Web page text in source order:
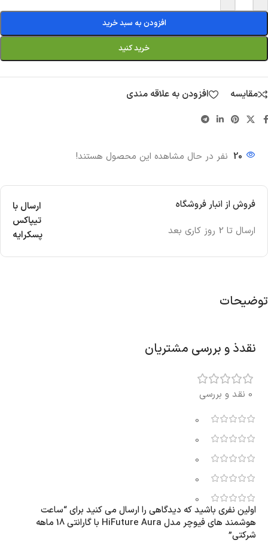
افزودن به سبد خرید
خرید کنید
مقایسه افزودن به علاقه مندی
20 نفر در حال مشاهده این محصول هستند!
فروش از انبار فروشگاه
ارسال تا 2 روز کاری بعد
ارسال با
تیپاکس
پسکرایه
توضیحات
نقدذ و بررسی مشتریان
0 نقد و بررسی
0
0
0
0
0
اولین نفری باشید که دیدگاهی را ارسال می کنید برای “ساعت
هوشمند های فیوچر مدل HiFuture Aura با گارانتی 18 ماهه
شرکتی”